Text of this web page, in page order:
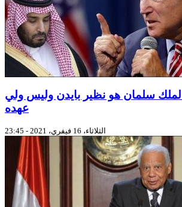
الملك سلمان هو نظير بايدن وليس ولي
عهده
الثلاثاء، 16 فيفري، 2021 - 23:45